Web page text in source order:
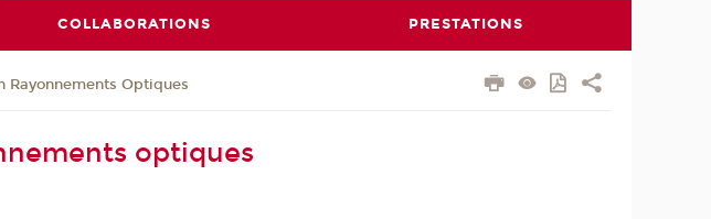
COLLABORATIONS PRESTATIONS
Rayonnements Optiques
optiques